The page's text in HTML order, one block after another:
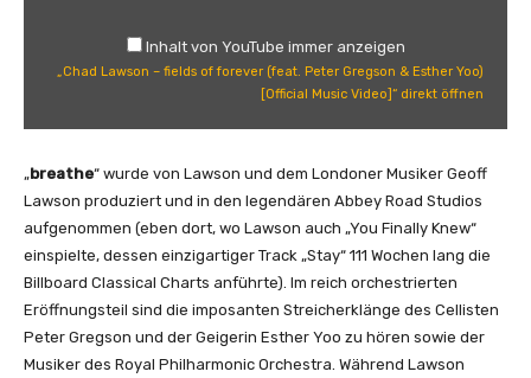
i
e
l
d
s
o
f
Inhalt von YouTube immer anzeigen
„Chad Lawson – fields of forever (feat. Peter Gregson & Esther Yoo)
[Official Music Video]“ direkt öffnen
„breathe“ wurde von Lawson und dem Londoner Musiker Geoff
Lawson produziert und in den legendären Abbey Road Studios
aufgenommen (eben dort, wo Lawson auch „You Finally Knew“
einspielte, dessen einzigartiger Track „Stay“ 111 Wochen lang die
Billboard Classical Charts anführte). Im reich orchestrierten
Eröffnungsteil sind die imposanten Streicherklänge des Cellisten
Peter Gregson und der Geigerin Esther Yoo zu hören sowie der
Musiker des Royal Philharmonic Orchestra. Während Lawson